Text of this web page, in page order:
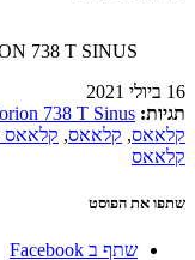
738 T SINUS
16 ביולי 2021
תגיות: 738 T Sinus
קלאאס, קלאאס, קלאאס Torion 738 T Sinus
קלאאס
שתפו את הפוסט
שתף ב Facebook